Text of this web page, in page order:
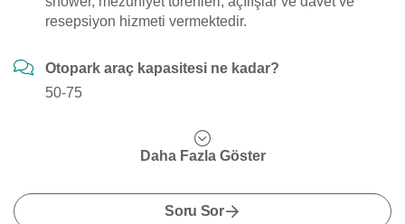
resepsiyon hizmeti vermektedir.
Otopark araç kapasitesi ne kadar?
50-75
Daha Fazla Göster
Soru Sor